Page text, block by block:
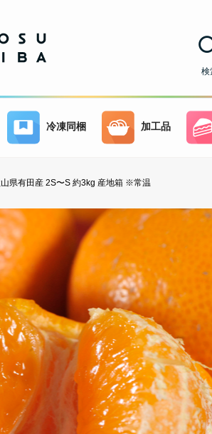
検
冷凍同梱 加工品
県有田産 2S〜S 約3kg 産地箱 ※常温